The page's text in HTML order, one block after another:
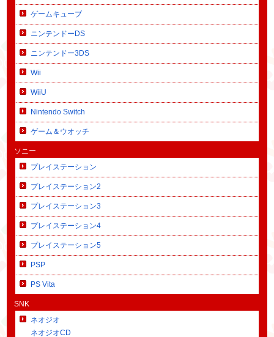
ゲームキューブ
ニンテンドーDS
ニンテンドー3DS
Wii
WiiU
Nintendo Switch
ゲーム＆ウオッチ
ソニー
プレイステーション
プレイステーション2
プレイステーション3
プレイステーション4
プレイステーション5
PSP
PS Vita
SNK
ネオジオ
ネオジオCD